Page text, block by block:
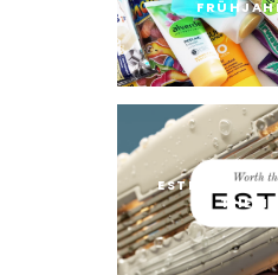
ESTRID
THE